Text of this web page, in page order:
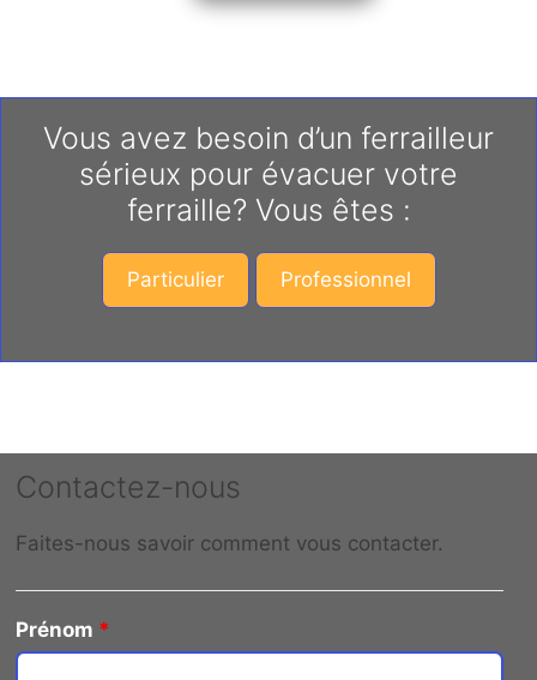
Vous avez besoin d’un ferrailleur
sérieux pour évacuer votre
ferraille? Vous êtes :
Particulier Professionnel
Contactez-nous
Faites-nous savoir comment vous contacter.
Prénom *